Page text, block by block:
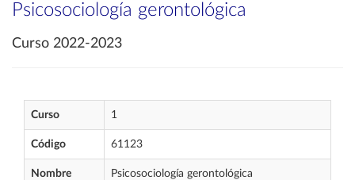
Psicosociología gerontológica
Curso 2022-2023
Curso 1
Código 61123
Nombre Psicosociología gerontológica